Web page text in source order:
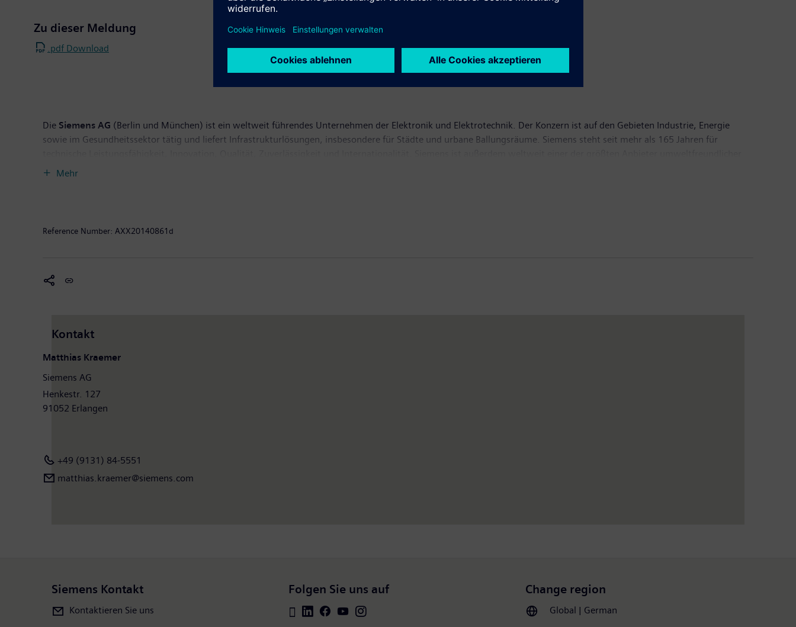
Zu dieser Meldung
.pdf Download
Die Siemens AG (Berlin und München) ist ein weltweit führendes Unternehmen der Elektronik und Elektrotechnik. Der Konzern ist auf den Gebieten Industrie, Energie
sowie im Gesundheitssektor tätig und liefert Infrastrukturlösungen, insbesondere für Städte und urbane Ballungsräume. Siemens steht seit mehr als 165 Jahren für
Technologien. Rund 43 Prozent des Konzernumsatzes entfallen auf grüne Produkte und Lösungen. Insgesamt erzielte Siemens im vergangenen Geschäftsjahr, das am 30.
Mehr
Reference Number: AXX20140861d
Kontakt
Matthias Kraemer
Siemens AG
Henkestr. 127
91052 Erlangen
+49 (9131) 84-5551
matthias.kraemer@siemens.com
Siemens Kontakt
Kontaktieren Sie uns
Folgen Sie uns auf Change region
Global | German